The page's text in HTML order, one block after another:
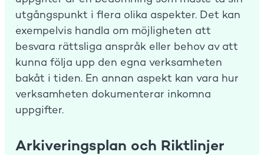
utgångspunkt i flera olika aspekter. Det kan
exempelvis handla om möjligheten att
besvara rättsliga anspråk eller behov av att
kunna följa upp den egna verksamheten
bakåt i tiden. En annan aspekt kan vara hur
verksamheten dokumenterar inkomna
uppgifter.
Arkiveringsplan och Riktlinjer